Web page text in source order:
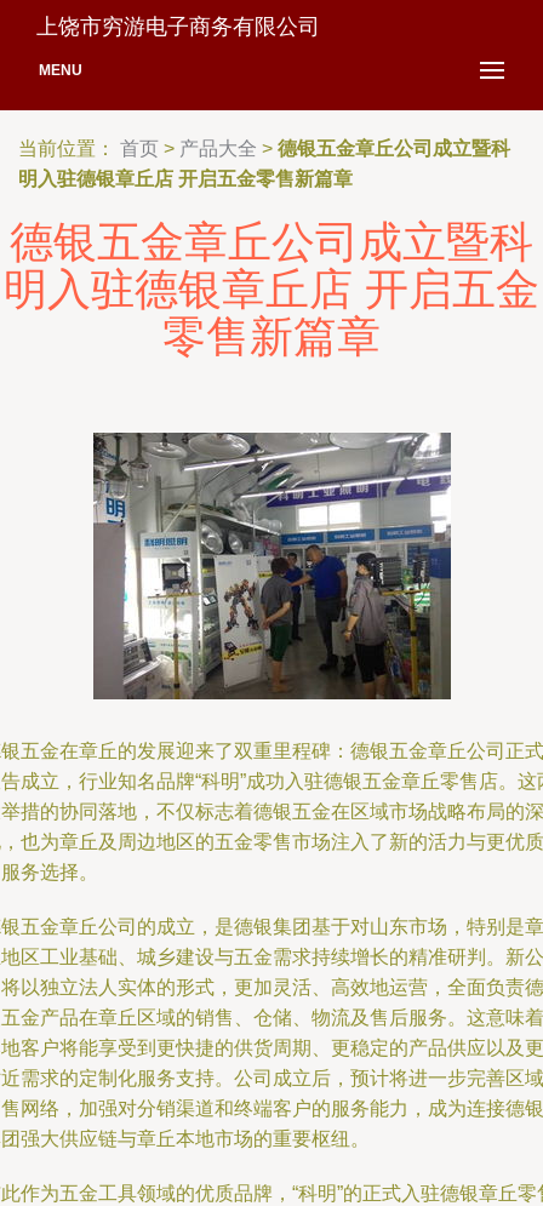
上饶市穷游电子商务有限公司
MENU
当前位置： 首页 > 产品大全 > 德银五金章丘公司成立暨科
明入驻德银章丘店 开启五金零售新篇章
德银五金章丘公司成立暨科
明入驻德银章丘店 开启五金
零售新篇章
五金在章丘的发展迎来了双重里程碑：德银五金章丘公司正式
成立，行业知名品牌“科明”成功入驻德银五金章丘零售店。这
措的协同落地，不仅标志着德银五金在区域市场战略布局的深
也为章丘及周边地区的五金零售市场注入了新的活力与更优质
务选择。
五金章丘公司的成立，是德银集团基于对山东市场，特别是章
区工业基础、城乡建设与五金需求持续增长的精准研判。新公
以独立法人实体的形式，更加灵活、高效地运营，全面负责德
金产品在章丘区域的销售、仓储、物流及售后服务。这意味着
客户将能享受到更快捷的供货周期、更稳定的产品供应以及更
需求的定制化服务支持。公司成立后，预计将进一步完善区域
网络，加强对分销渠道和终端客户的服务能力，成为连接德银
强大供应链与章丘本地市场的重要枢纽。
作为五金工具领域的优质品牌，“科明”的正式入驻德银章丘零